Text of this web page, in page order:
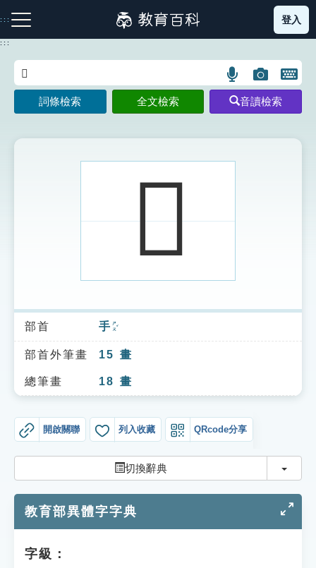
到
主
:::
注音索引圖示 筆畫索引圖示 部首索引表圖示
索引選單
知識索引
單字索引
貓頭鷹博士
登入
:::
語
言
搜
示
圖
片
搜
開
鍵
圖
詞條檢索 全文檢索 音讀檢索
𢷽
部首 手 ㄕㄡˇ
部首外筆畫 15 畫
總筆畫 18 畫
開啟關聯 列入收藏 QRcode分享
切換辭典 切換
教育部異體字字典
字級：